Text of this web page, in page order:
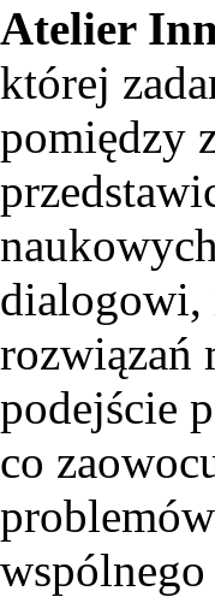
Atelier
której
pomiędzy
dialogowi,
rozwiązań
podejście
co